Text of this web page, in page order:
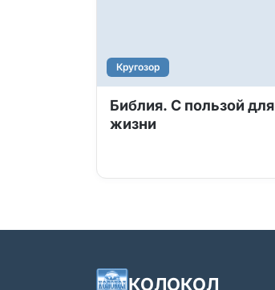
Кругозор
Библия. С пользой для
жизни
КОЛОКОЛ